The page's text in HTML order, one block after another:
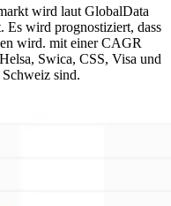
wird laut GlobalData
Es wird prognostiziert, dass
wird. mit einer CAGR
Swica, CSS, Visa und
sind.